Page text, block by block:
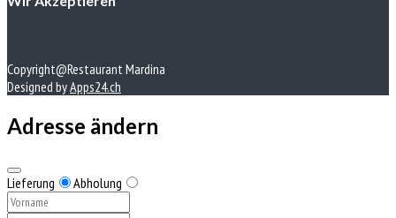
Copyright@Restaurant Mardina
Designed byApps24.ch
Adresse ändern
Lieferung Abholung